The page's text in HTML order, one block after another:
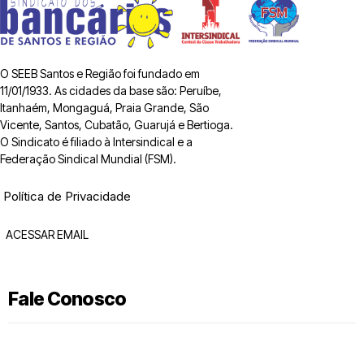
O SEEB Santos e Região foi fundado em
11/01/1933. As cidades da base são: Peruíbe,
Itanhaém, Mongaguá, Praia Grande, São
Vicente, Santos, Cubatão, Guarujá e Bertioga.
O Sindicato é filiado à Intersindical e a
Federação Sindical Mundial (FSM).
Política de Privacidade
ACESSAR EMAIL
Fale Conosco